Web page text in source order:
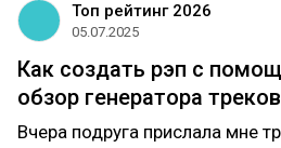
Топ рейтинг 2026
05.07.2025
Как создать рэп с
обзор генератора
Вчера подруга прислала мне